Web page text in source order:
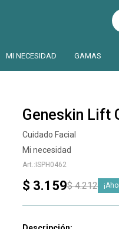
MI NECESIDAD GAMAS
Geneskin Lift
Cuidado Facial
Mi necesidad
ISPH0462
$ 3.159$ 4.212